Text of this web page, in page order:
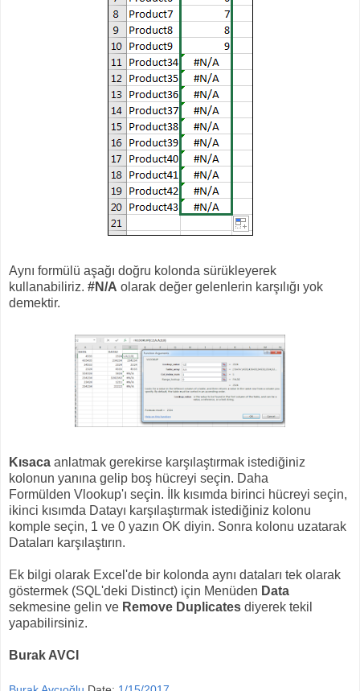
Aynı formülü aşağı doğru kolonda sürükleyerek
kullanabiliriz. #N/A olarak değer gelenlerin karşılığı yok
demektir.
Kısaca anlatmak gerekirse karşılaştırmak istediğiniz
kolonun yanına gelip boş hücreyi seçin. Daha
Formülden Vlookup'ı seçin. İlk kısımda birinci hücreyi seçin,
ikinci kısımda Datayı karşılaştırmak istediğiniz kolonu
komple seçin, 1 ve 0 yazın OK diyin. Sonra kolonu uzatarak
Dataları karşılaştırın.
Ek bilgi olarak Excel'de bir kolonda aynı dataları tek olarak
göstermek (SQL'deki Distinct) için Menüden Data
sekmesine gelin ve Remove Duplicates diyerek tekil
yapabilirsiniz.
Burak AVCI